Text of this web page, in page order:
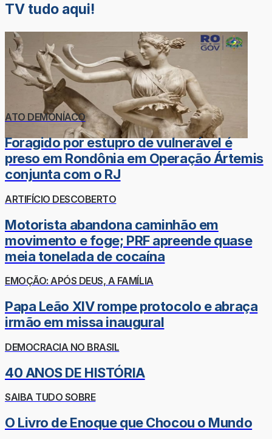
TV tudo aqui!
ATO DEMONÍACO
Foragido por estupro de vulnerável é
preso em Rondônia em Operação Ártemis
conjunta com o RJ
ARTIFÍCIO DESCOBERTO
Motorista abandona caminhão em
movimento e foge; PRF apreende quase
meia tonelada de cocaína
EMOÇÃO: APÓS DEUS, A FAMÍLIA
Papa Leão XIV rompe protocolo e abraça
irmão em missa inaugural
DEMOCRACIA NO BRASIL
40 ANOS DE HISTÓRIA
SAIBA TUDO SOBRE
O Livro de Enoque que Chocou o Mundo